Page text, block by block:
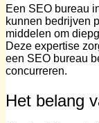
Een SEO bureau
kunnen bedrijven
middelen om
Deze expertise
een SEO bureau
concurreren.
Het belang